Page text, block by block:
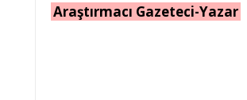
Araştırmacı Gazeteci-Yazar